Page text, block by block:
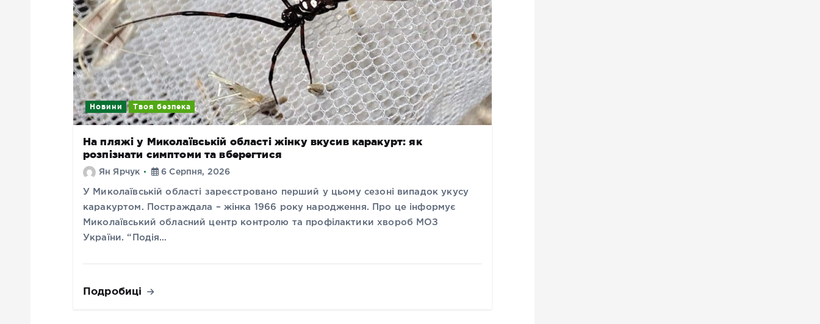
Новини Твоя безпека
На пляжі у Миколаївській області жінку вкусив каракурт: як
розпізнати симптоми та вберегтися
Ян Ярчук 6 Серпня, 2026
У Миколаївській області зареєстровано перший у цьому сезоні випадок укусу
каракуртом. Постраждала – жінка 1966 року народження. Про це інформує
Миколаївський обласний центр контролю та профілактики хвороб МОЗ
України. “Подія…
Подробиці